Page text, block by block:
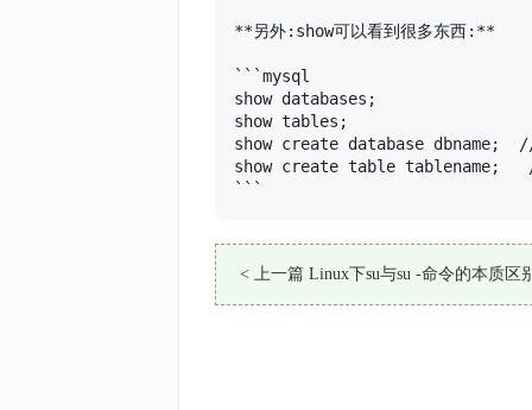
**另外:show可以看到很多东西:**
```mysql
show databases;
show tables;
show create database dbname;  //
show create table tablename;   //
```
< 上一篇 Linux下su与su -命令的本质区